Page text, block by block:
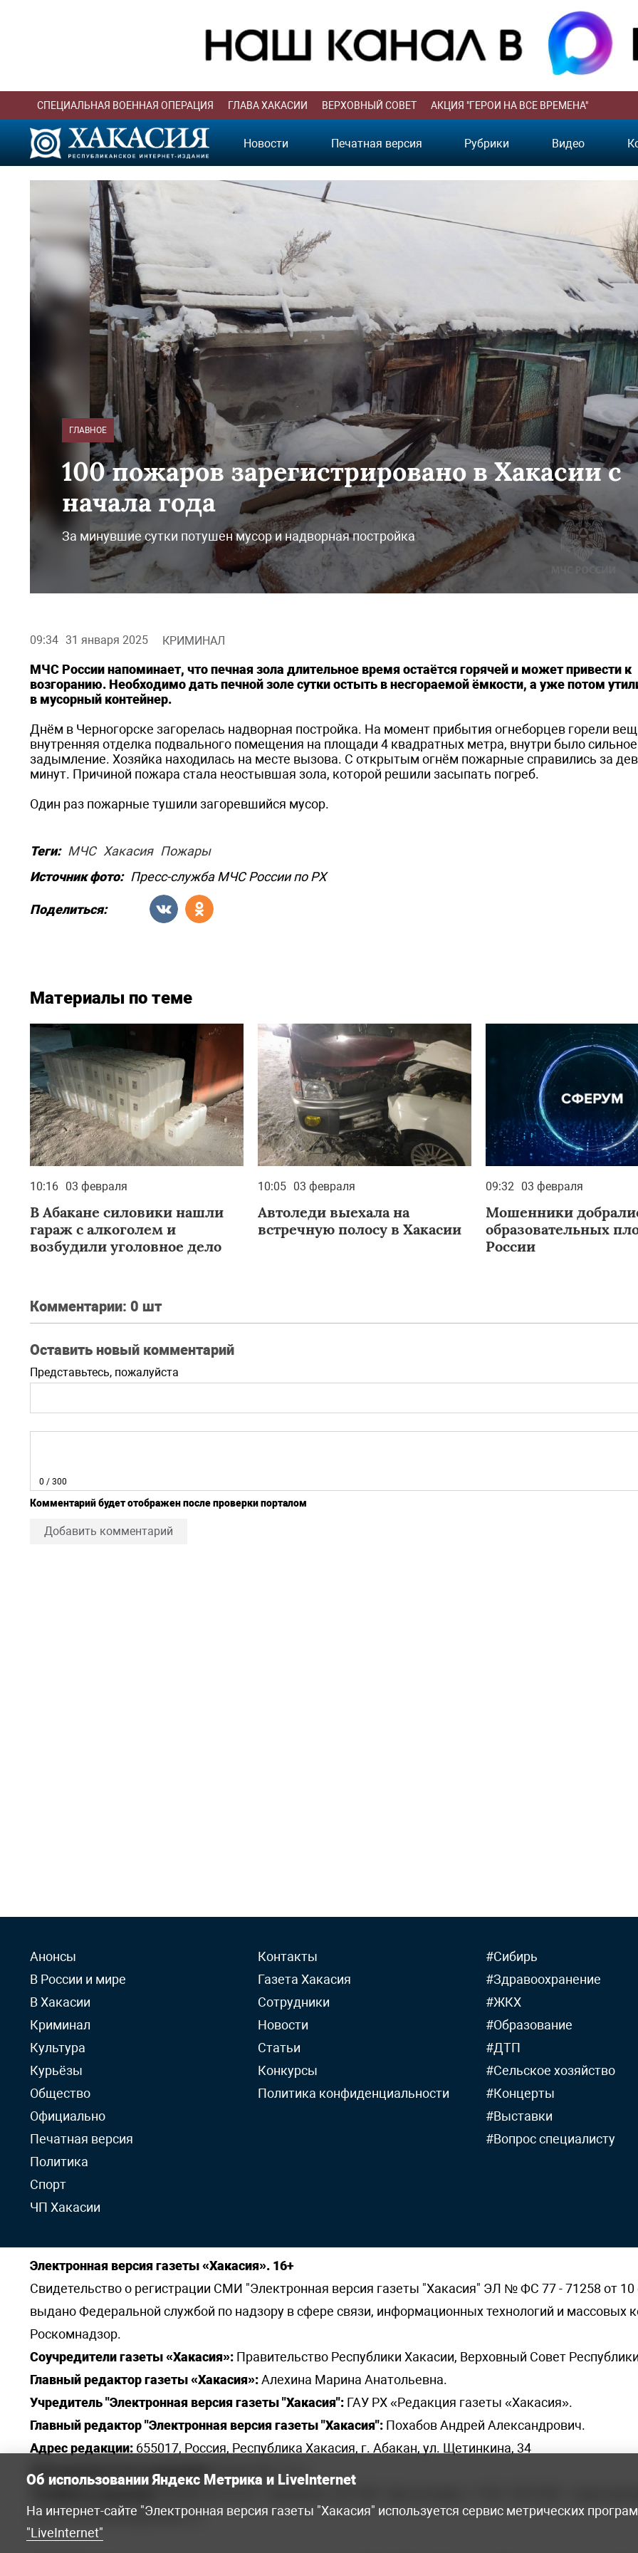
СПЕЦИАЛЬНАЯ ВОЕННАЯ ОПЕРАЦИЯ ГЛАВА ХАКАСИИ ВЕРХОВНЫЙ СОВЕТ АКЦИЯ "ГЕРОИ НА ВСЕ ВРЕМЕНА"
Новости Печатная версия Рубрики Видео
ГЛАВНОЕ
100 пожаров зарегистрировано в Хакасии с
начала года
За минувшие сутки потушен мусор и надворная постройка
09:34 31 января 2025 КРИМИНАЛ
МЧС России напоминает, что печная зола длительное время остаётся горячей и может привести к
возгоранию. Необходимо дать печной золе сутки остыть в несгораемой ёмкости, а уже потом
в мусорный контейнер.
Днём в Черногорске загорелась надворная постройка. На момент прибытия огнеборцев горели
внутренняя отделка подвального помещения на площади 4 квадратных метра, внутри было сильное
задымление. Хозяйка находилась на месте вызова. С открытым огнём пожарные справились за
минут. Причиной пожара стала неостывшая зола, которой решили засыпать погреб.
Один раз пожарные тушили загоревшийся мусор.
Теги: МЧС Хакасия Пожары
Источник фото: Пресс-служба МЧС России по РХ
Поделиться:
Материалы по теме
10:16 03 февраля
В Абакане силовики нашли
гараж с алкоголем и
возбудили уголовное дело
10:05 03 февраля
Автоледи выехала на
встречную полосу в Хакасии
09:32 03 февраля
Мошенники
образовательных
России
Комментарии: 0 шт
Оставить новый комментарий
Представьтесь, пожалуйста
0 / 300
Комментарий будет отображен после проверки порталом
Добавить комментарий
Анонсы
В России и мире
В Хакасии
Криминал
Культура
Курьёзы
Общество
Официально
Печатная версия
Политика
Спорт
ЧП Хакасии
Контакты
Газета Хакасия
Сотрудники
Новости
Статьи
Конкурсы
Политика конфиденциальности
#Сибирь
#Здравоохранение
#ЖКХ
#Образование
#ДТП
#Сельское хозяйство
#Концерты
#Выставки
#Вопрос специалисту
Электронная версия газеты «Хакасия». 16+
Свидетельство о регистрации СМИ "Электронная версия газеты "Хакасия" ЭЛ № ФС 77 - 71258 от 10
выдано Федеральной службой по надзору в сфере связи, информационных технологий и массовых
Роскомнадзор.
Соучредители газеты «Хакасия»: Правительство Республики Хакасии, Верховный Совет
Главный редактор газеты «Хакасия»:Алехина Марина Анатольевна.
Учредитель "Электронная версия газеты "Хакасия": ГАУ РХ «Редакция газеты «Хакасия».
Главный редактор "Электронная версия газеты "Хакасия": Похабов Андрей Александрович.
Адрес редакции: 655017, Россия, Республика Хакасия, г. Абакан, ул. Щетинкина, 34
Электронная почта редакции: khakred@r-19.ru
elena.s.korotkowa@yandex.ru.
Об использовании Яндекс Метрика и LiveInternet
На интернет-сайте "Электронная версия газеты "Хакасия" используется сервис метрических
"LiveInternet"